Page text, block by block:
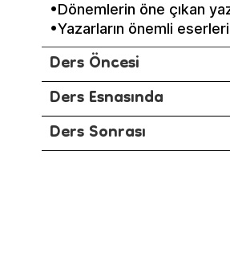
•Dönemlerin öne çıkan
•Yazarların önemli
Ders Öncesi
Ders Esnasında
Ders Sonrası